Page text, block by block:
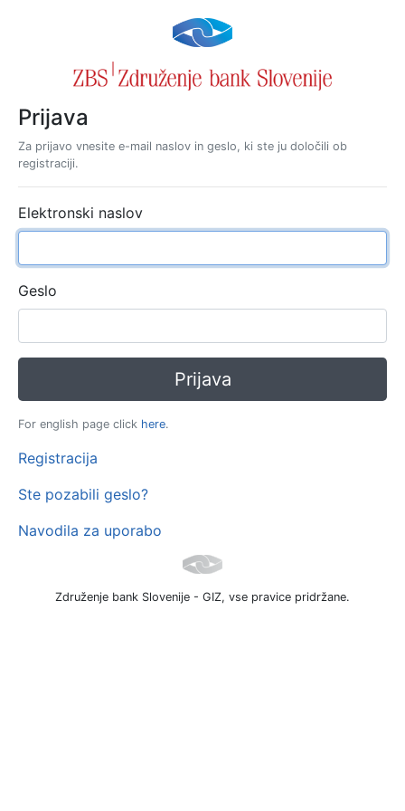
Prijava
Za prijavo vnesite e-mail naslov in geslo, ki ste ju določili ob
registraciji.
Elektronski naslov
Geslo
For english page click here.
Registracija
Ste pozabili geslo?
Navodila za uporabo
Združenje bank Slovenije - GIZ, vse pravice pridržane.